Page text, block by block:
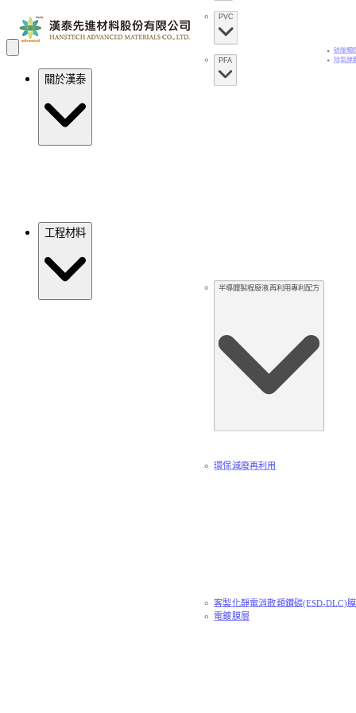
關於漢泰
工程材料
PVC
PFA
半導體製程廢液再利用專利配方
硫酸觸
除氧酵
環保減廢再利用
客製化靜電消散類鑽碳(ESD-DLC)
電鍍膜層